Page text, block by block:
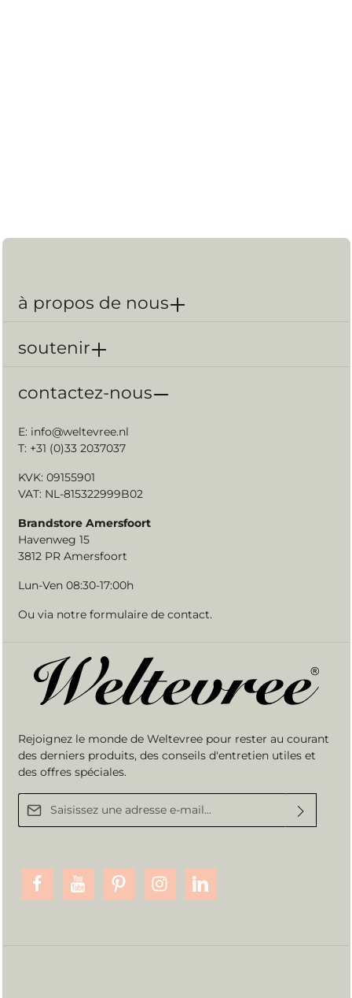
Rejoignez le monde de Weltevree pour rester au courant
des derniers produits, des conseils d'entretien utiles et
des offres spéciales.
Adresse e-mail*
contactez-nous
E: info@weltevree.nl
T: +31 (0)33 2037037
KVK: 09155901
VAT: NL-815322999B02
Brandstore Amersfoort
Havenweg 15
3812 PR Amersfoort
Lun-Ven 08:30-17:00h
Ou via notre formulaire de contact.
à propos de nous
soutenir